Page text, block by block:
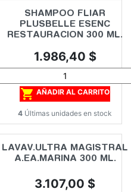
SHAMPOO FLIAR
PLUSBELLE ESENC
RESTAURACION 300 ML.
Precio
1.986,40 $
 AÑADIR AL CARRITO
4 Últimas unidades en stock
LAVAV.ULTRA MAGISTRAL
A.EA.MARINA 300 ML.
Precio
3.107,00 $